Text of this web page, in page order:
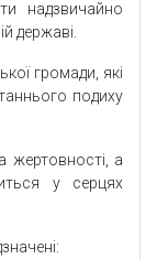
надзвичайно
державі.
громади, які
подиху
жертовності, а
у серцях